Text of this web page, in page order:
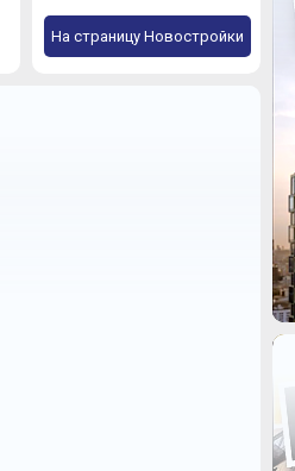
На страницу Новостройки